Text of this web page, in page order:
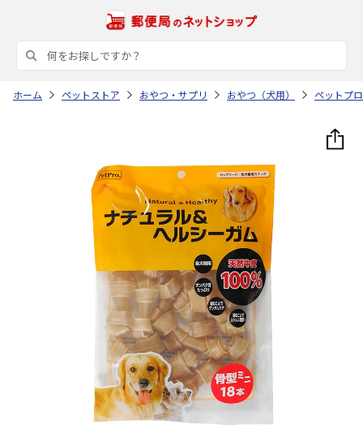
ホーム ペットストア おやつ・サプリ おやつ（犬用） ペットプ